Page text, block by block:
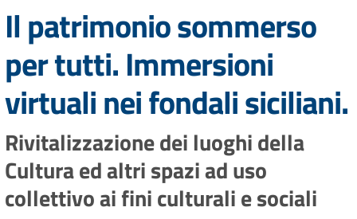
Il patrimonio sommerso
per tutti. Immersioni
virtuali nei fondali siciliani.
Rivitalizzazione dei luoghi della
Cultura ed altri spazi ad uso
collettivo ai fini culturali e sociali